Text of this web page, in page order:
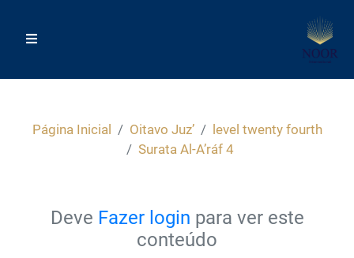
Página Inicial Oitavo Juz’
level twenty fourth
Surata Al-A’ráf 4
Deve Fazer login para ver este
conteúdo